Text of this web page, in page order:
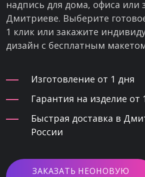
надпись для дома, офиса или
Дмитриеве. Выберите
1 клик или закажите
дизайн с бесплатным
Изготовление от 1 дня
Гарантия на изделие от
Быстрая доставка в
России
ЗАКАЗАТЬ НЕОНОВУЮ